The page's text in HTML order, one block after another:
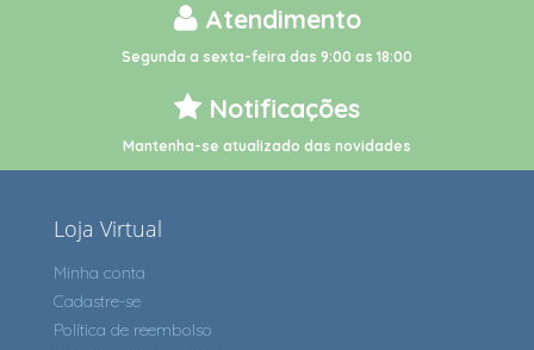
Atendimento
Segunda a sexta-feira das 9:00 as 18:00
Notificações
Mantenha-se atualizado das novidades
Loja Virtual
Minha conta
Cadastre-se
Política de reembolso